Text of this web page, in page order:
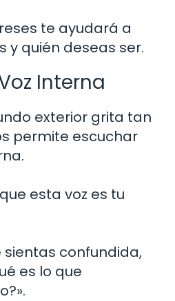
te ayudará a
y quién deseas ser.
Interna
exterior grita tan
permite escuchar
esta voz es tu
sientas confundida,
es lo que